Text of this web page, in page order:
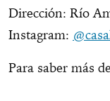
Dirección: Río
Instagram:
Para saber más